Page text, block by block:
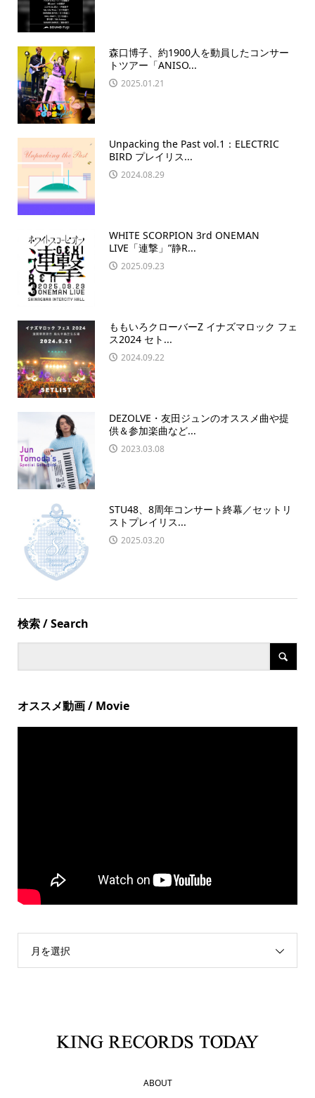
森口博子、約1900人を動員したコンサー
トツアー「ANISO...
2025.01.21
Unpacking the Past vol.1：ELECTRIC
BIRD プレイリス...
2024.08.29
WHITE SCORPION 3rd ONEMAN
LIVE「連撃」”静R...
2025.09.23
ももいろクローバーZ イナズマロック フェ
ス2024 セト...
2024.09.22
DEZOLVE・友田ジュンのオススメ曲や提
供＆参加楽曲など...
2023.03.08
STU48、8周年コンサート終幕／セットリ
ストプレイリス...
2025.03.20
検索 / Search
オススメ動画 / Movie
月を選択
ABOUT